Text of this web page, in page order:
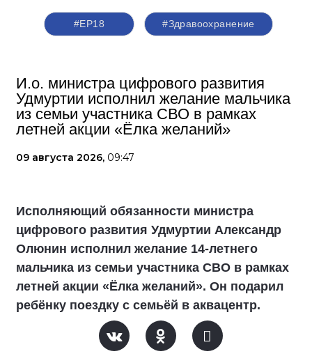
#ЕР18 #Здравоохранение
И.о. министра цифрового развития
Удмуртии исполнил желание мальчика
из семьи участника СВО в рамках
летней акции «Ёлка желаний»
09 августа 2026, 09:47
Исполняющий обязанности министра
цифрового развития Удмуртии Александр
Олюнин исполнил желание 14-летнего
мальчика из семьи участника СВО в рамках
летней акции «Ёлка желаний». Он подарил
ребёнку поездку с семьёй в аквацентр.